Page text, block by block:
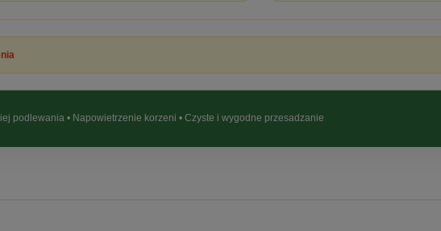
podlewania • Napowietrzenie korzeni • Czyste i wygodne przesadzanie